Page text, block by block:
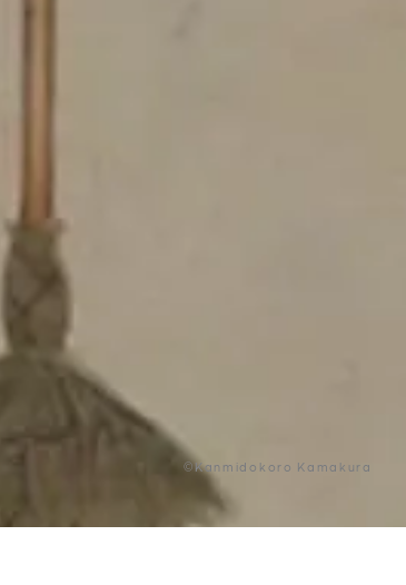
©Kanmidokoro Kamakura